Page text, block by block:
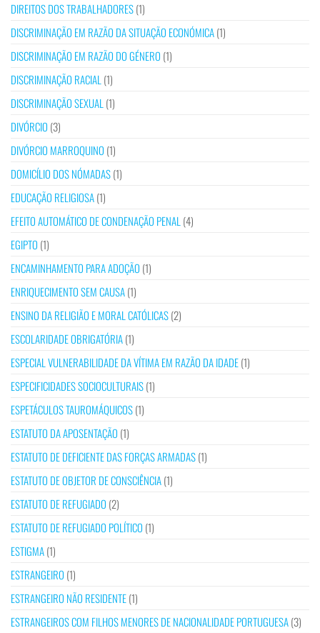
DIREITOS DOS TRABALHADORES(1)
DISCRIMINAÇÃO EM RAZÃO DA SITUAÇÃO ECONÓMICA(1)
DISCRIMINAÇÃO EM RAZÃO DO GÉNERO (1)
DISCRIMINAÇÃO RACIAL (1)
DISCRIMINAÇÃO SEXUAL (1)
DIVÓRCIO (3)
DIVÓRCIO MARROQUINO (1)
DOMICÍLIO DOS NÓMADAS(1)
EDUCAÇÃO RELIGIOSA(1)
EFEITO AUTOMÁTICO DE CONDENAÇÃO PENAL (4)
EGIPTO (1)
ENCAMINHAMENTO PARA ADOÇÃO (1)
ENRIQUECIMENTO SEM CAUSA(1)
ENSINO DA RELIGIÃO E MORAL CATÓLICAS(2)
ESCOLARIDADE OBRIGATÓRIA(1)
ESPECIAL VULNERABILIDADE DA VÍTIMA EM RAZÃO DA IDADE(1)
ESPECIFICIDADES SOCIOCULTURAIS(1)
ESPETÁCULOS TAUROMÁQUICOS(1)
ESTATUTO DA APOSENTAÇÃO (1)
ESTATUTO DE DEFICIENTE DAS FORÇAS ARMADAS(1)
ESTATUTO DE OBJETOR DE CONSCIÊNCIA(1)
ESTATUTO DE REFUGIADO (2)
ESTATUTO DE REFUGIADO POLÍTICO (1)
ESTIGMA(1)
ESTRANGEIRO (1)
ESTRANGEIRO NÃO RESIDENTE(1)
ESTRANGEIROS COM FILHOS MENORES DE NACIONALIDADE PORTUGUESA(3)